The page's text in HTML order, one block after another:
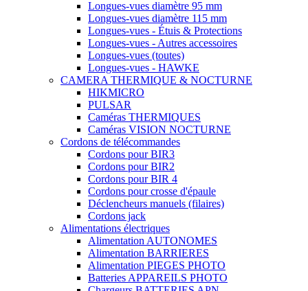
Longues-vues diamètre 95 mm
Longues-vues diamètre 115 mm
Longues-vues - Étuis & Protections
Longues-vues - Autres accessoires
Longues-vues (toutes)
Longues-vues - HAWKE
CAMERA THERMIQUE & NOCTURNE
HIKMICRO
PULSAR
Caméras THERMIQUES
Caméras VISION NOCTURNE
Cordons de télécommandes
Cordons pour BIR3
Cordons pour BIR2
Cordons pour BIR 4
Cordons pour crosse d'épaule
Déclencheurs manuels (filaires)
Cordons jack
Alimentations électriques
Alimentation AUTONOMES
Alimentation BARRIERES
Alimentation PIEGES PHOTO
Batteries APPAREILS PHOTO